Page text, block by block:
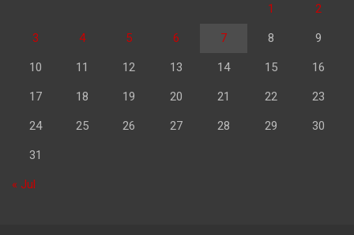
1 2
3 4 5 6 7 8 9
10 11 12 13 14 15 16
17 18 19 20 21 22 23
24 25 26 27 28 29 30
31
« Jul